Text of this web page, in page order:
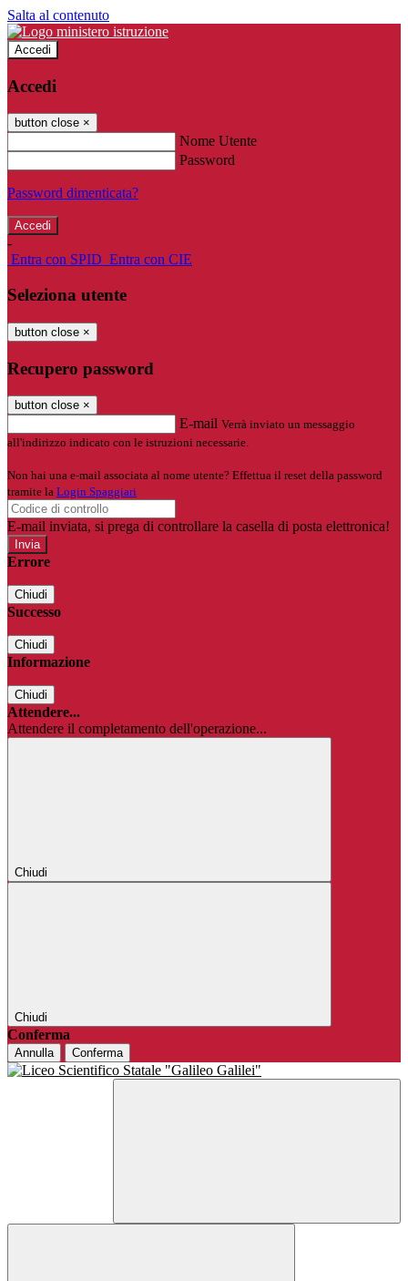
Salta al contenuto
Accedi
Accedi
button close ×
Nome Utente
Password
Password dimenticata?
-
Entra con SPID Entra con CIE
Seleziona utente
button close ×
Recupero password
button close ×
E-mail Verrà inviato un messaggio
all'indirizzo indicato con le istruzioni necessarie.
Non hai una e-mail associata al nome utente? Effettua il reset della password
tramite la Login Spaggiari
E-mail inviata, si prega di controllare la casella di posta elettronica!
Errore
Chiudi
Successo
Chiudi
Informazione
Chiudi
Attendere...
Attendere il completamento dell'operazione...
Chiudi
Chiudi
Conferma
Annulla Conferma